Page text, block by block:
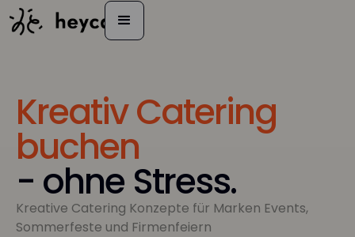
Kreativ Catering
buchen
- ohne Stress.
Kreative Catering Konzepte für Marken Events,
Sommerfeste und Firmenfeiern